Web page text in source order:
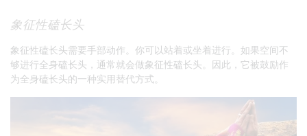
象征性磕长头
象征性磕长头需要手部动作。你可以站着或坐着进行。如果空间不
够进行全身磕长头，通常就会做象征性磕长头。因此，它被鼓励作
为全身磕长头的一种实用替代方式。